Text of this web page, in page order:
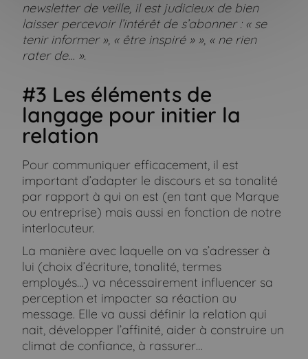
newsletter de veille, il est judicieux de bien
laisser percevoir l’intérêt de s’abonner : « se
tenir informer », « être inspiré » », « ne rien
rater de… ».
#3 Les éléments de
langage pour initier la
relation
Pour communiquer efficacement, il est
important d’adapter le discours et sa tonalité
par rapport à qui on est (en tant que Marque
ou entreprise) mais aussi en fonction de notre
interlocuteur.
La manière avec laquelle on va s’adresser à
lui (choix d’écriture, tonalité, termes
employés…) va nécessairement influencer sa
perception et impacter sa réaction au
message. Elle va aussi définir la relation qui
nait, développer l’affinité, aider à construire un
climat de confiance, à rassurer…